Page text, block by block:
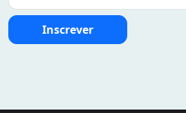
Inscrever